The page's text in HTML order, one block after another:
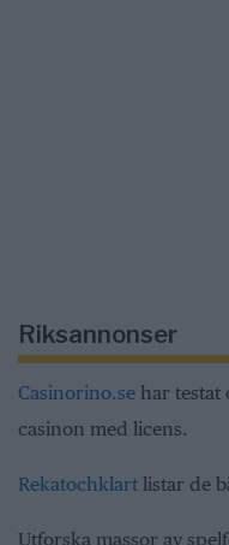
Riksannonser
Casinorino.se har testat
casinon med licens.
Rekatochklart listar de
Utforska massor av